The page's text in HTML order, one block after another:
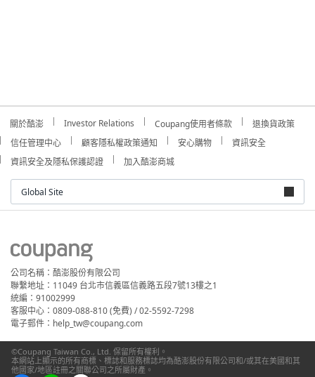
關於酷澎 Investor Relations Coupang使用者條款
退換貨政策
信任管理中心
顧客隱私權政策通知 安心購物
資訊安全
資訊安全及隱私保護認證
加入酷澎商城
Global Site
公司名稱：酷澎股份有限公司
聯繫地址：11049 台北市信義區信義路五段7號13樓之1
統編：91002999
客服中心：0809-088-810 (免費) / 02-5592-7298
電子郵件：help_tw@coupang.com
©Coupang Taiwan Co., Ltd. 保留所有權利。
本網站上顯示的所有商標、標誌和服務標誌均為酷澎股份有限公司和/或其在美國和其
他國家/地區註冊之關聯公司之所屬財產。